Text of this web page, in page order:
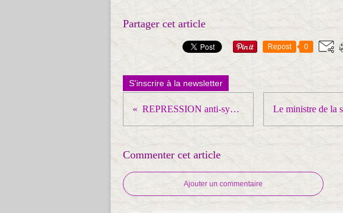
Partager cet article
Repost 0
S'inscrire à la newsletter
REPRESSION anti-syndicale au MAROC
Commenter cet article
Ajouter un commentaire